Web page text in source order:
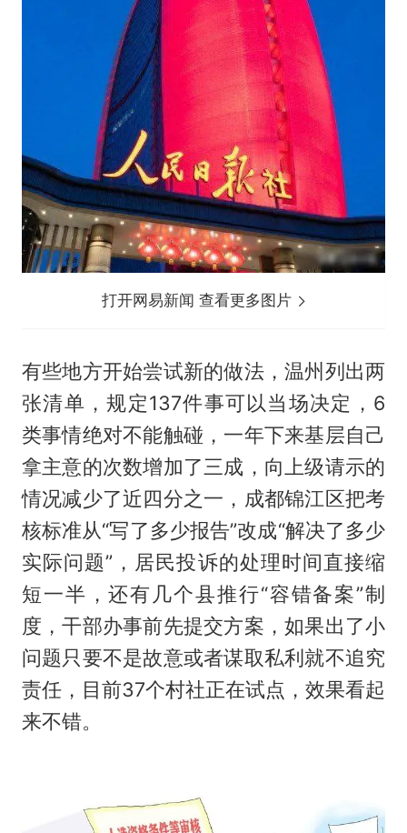
打开网易新闻 查看更多图片
有些地方开始尝试新的做法，温州列出两
张清单，规定137件事可以当场决定，6
类事情绝对不能触碰，一年下来基层自己
拿主意的次数增加了三成，向上级请示的
情况减少了近四分之一，成都锦江区把考
核标准从“写了多少报告”改成“解决了多少
实际问题”，居民投诉的处理时间直接缩
短一半，还有几个县推行“容错备案”制
度，干部办事前先提交方案，如果出了小
问题只要不是故意或者谋取私利就不追究
责任，目前37个村社正在试点，效果看起
来不错。